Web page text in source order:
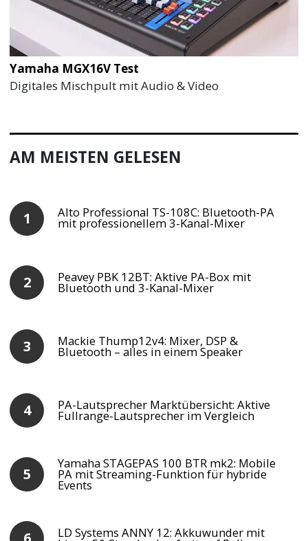
Yamaha MGX16V Test
Digitales Mischpult mit Audio & Video
AM MEISTEN GELESEN
Alto Professional TS-108C: Bluetooth-PA
mit professionellem 3-Kanal-Mixer
Peavey PBK 12BT: Aktive PA-Box mit
Bluetooth und 3-Kanal-Mixer
Mackie Thump12v4: Mixer, DSP &
Bluetooth – alles in einem Speaker
PA-Lautsprecher Marktübersicht: Aktive
Fullrange-Lautsprecher im Vergleich
Yamaha STAGEPAS 100 BTR mk2: Mobile
PA mit Streaming-Funktion für hybride
Events
LD Systems ANNY 12: Akkuwunder mit